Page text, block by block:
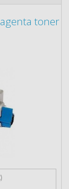
toner